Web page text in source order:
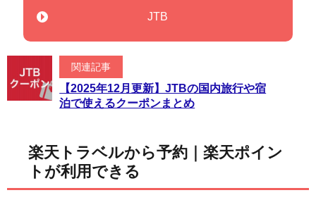
JTB
関連記事
【2025年12月更新】JTBの国内旅行や宿
泊で使えるクーポンまとめ
楽天トラベルから予約｜楽天ポイン
トが利用できる